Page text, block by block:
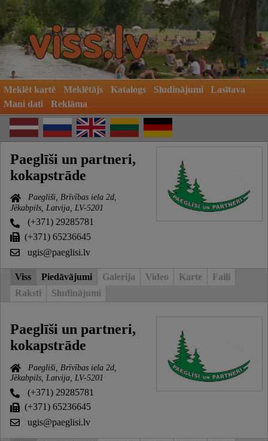
Meklēt kartē Meklētājs Katalogs Sludinājumi
Lasītava
Mani dati
Reklāma
Paeglīši un partneri,
kokapstrāde
Paegliši, Brīvības iela 2d,
Jēkabpils, Latvija, LV-5201
(+371) 29285781
(+371) 65236645
ugis@paeglisi.lv
Viss Piedāvājumi Galerija Video Karte
Faili
Raksti
Sludinājumi
Paeglīši un partneri,
kokapstrāde
Paegliši, Brīvības iela 2d,
Jēkabpils, Latvija, LV-5201
(+371) 29285781
(+371) 65236645
ugis@paeglisi.lv